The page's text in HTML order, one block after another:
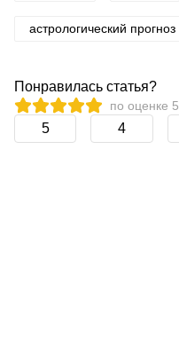
астрологический прогноз
Понравилась статья?
по оценке 5
5 4